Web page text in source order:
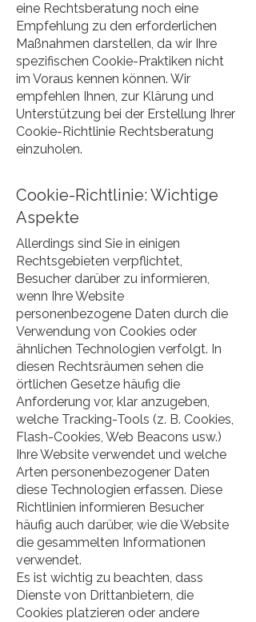
eine Rechtsberatung noch eine
Empfehlung zu den erforderlichen
Maßnahmen darstellen, da wir Ihre
spezifischen Cookie-Praktiken nicht
im Voraus kennen können. Wir
empfehlen Ihnen, zur Klärung und
Unterstützung bei der Erstellung Ihrer
Cookie-Richtlinie Rechtsberatung
einzuholen.
Cookie-Richtlinie: Wichtige
Aspekte
Allerdings sind Sie in einigen
Rechtsgebieten verpflichtet,
Besucher darüber zu informieren,
wenn Ihre Website
personenbezogene Daten durch die
Verwendung von Cookies oder
ähnlichen Technologien verfolgt. In
diesen Rechtsräumen sehen die
örtlichen Gesetze häufig die
Anforderung vor, klar anzugeben,
welche Tracking-Tools (z. B. Cookies,
Flash-Cookies, Web Beacons usw.)
Ihre Website verwendet und welche
Arten personenbezogener Daten
diese Technologien erfassen. Diese
Richtlinien informieren Besucher
häufig auch darüber, wie die Website
die gesammelten Informationen
verwendet.
Es ist wichtig zu beachten, dass
Dienste von Drittanbietern, die
Cookies platzieren oder andere